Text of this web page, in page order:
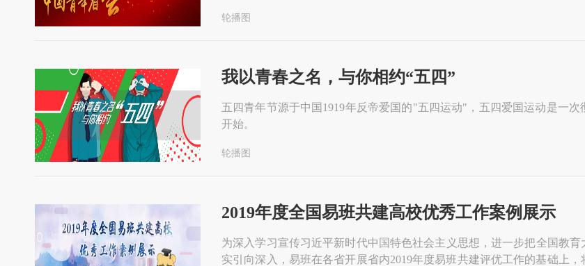
轮播图
我以青春之名，与你相约“五四”
五四青年节源于中国1919年反帝爱国的"五四运动"，五四爱国运动是一
开始。
轮播图
2019年度全国易班共建高校优秀工作案例展示
为深入学习宣传习近平新时代中国特色社会主义思想，进一步把全国教
实引向深入，易班在各省开展省内2019年度易班共建评优工作的基础上